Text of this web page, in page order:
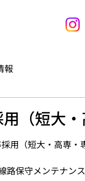
報
（短大
用（短大・高専・
路保守メンテナンス